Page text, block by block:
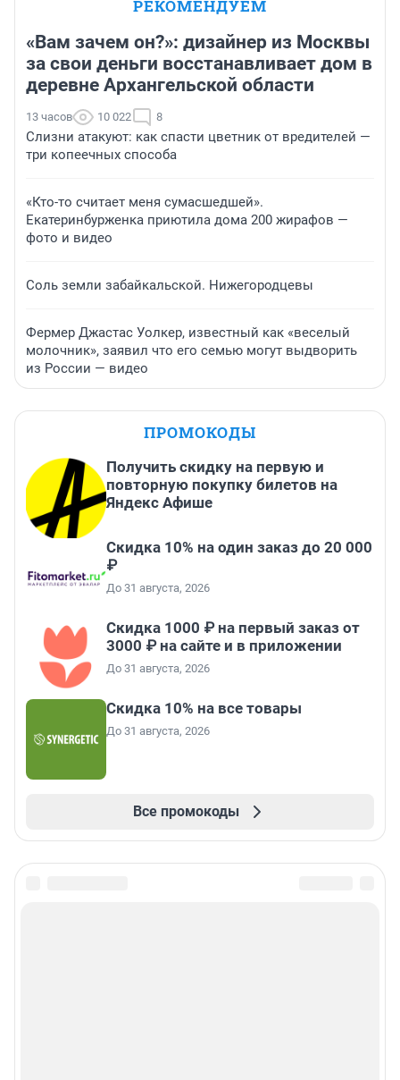
РЕКОМЕНДУЕМ
«Вам зачем он?»: дизайнер из Москвы
за свои деньги восстанавливает дом в
деревне Архангельской области
13 часов 10 022 8
Слизни атакуют: как спасти цветник от вредителей —
три копеечных способа
«Кто-то считает меня сумасшедшей».
Екатеринбурженка приютила дома 200 жирафов —
фото и видео
Соль земли забайкальской. Нижегородцевы
Фермер Джастас Уолкер, известный как «веселый
молочник», заявил что его семью могут выдворить
из России — видео
ПРОМОКОДЫ
Получить скидку на первую и
повторную покупку билетов на
Яндекс Афише
Скидка 10% на один заказ до 20 000
₽
До 31 августа, 2026
Скидка 1000 ₽ на первый заказ от
3000 ₽ на сайте и в приложении
До 31 августа, 2026
Скидка 10% на все товары
До 31 августа, 2026
Все промокоды